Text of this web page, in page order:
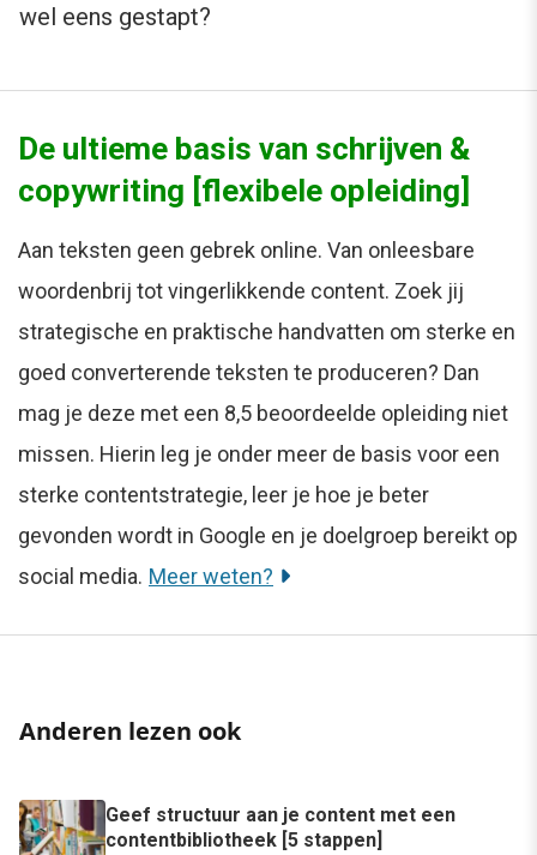
wel eens gestapt?
De ultieme basis van schrijven &
copywriting [flexibele opleiding]
Aan teksten geen gebrek online. Van onleesbare
woordenbrij tot vingerlikkende content. Zoek jij
strategische en praktische handvatten om sterke en
goed converterende teksten te produceren? Dan
mag je deze met een 8,5 beoordeelde opleiding niet
missen. Hierin leg je onder meer de basis voor een
sterke contentstrategie, leer je hoe je beter
gevonden wordt in Google en je doelgroep bereikt op
social media. Meer weten?
Anderen lezen ook
Geef structuur aan je content met een
contentbibliotheek [5 stappen]